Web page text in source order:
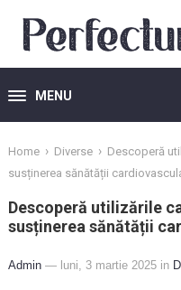
MENU
Home › Diverse › Descoperă
susținerea sănătății
Descoperă utilizările
susținerea sănătății
Admin — luni, 3 martie 2025 in